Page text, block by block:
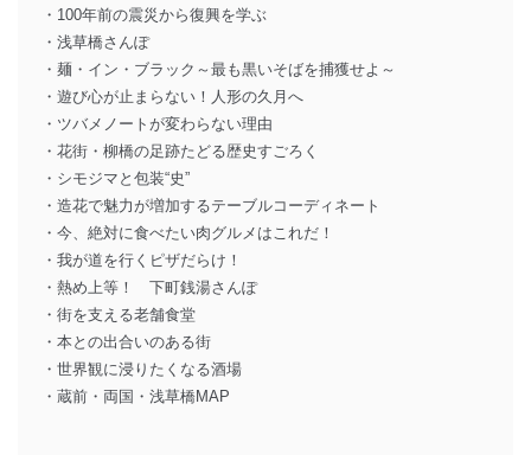
・100年前の震災から復興を学ぶ
・浅草橋さんぽ
・麺・イン・ブラック～最も黒いそばを捕獲せよ～
・遊び心が止まらない！人形の久月へ
・ツバメノートが変わらない理由
・花街・柳橋の足跡たどる歴史すごろく
・シモジマと包装“史”
・造花で魅力が増加するテーブルコーディネート
・今、絶対に食べたい肉グルメはこれだ！
・我が道を行くピザだらけ！
・熱め上等！ 下町銭湯さんぽ
・街を支える老舗食堂
・本との出合いのある街
・世界観に浸りたくなる酒場
・蔵前・両国・浅草橋MAP